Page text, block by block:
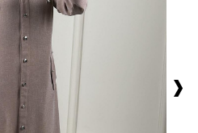
›